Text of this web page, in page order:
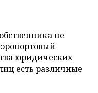
не
юридических
есть различные